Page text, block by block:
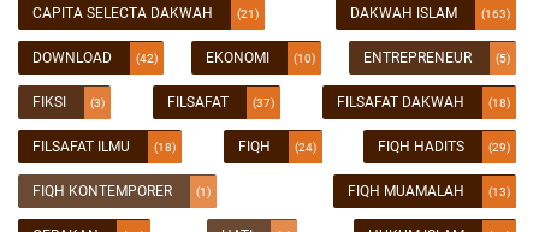
CAPITA SELECTA DAKWAH (21) DAKWAH ISLAM (163)
DOWNLOAD (42) EKONOMI (10) ENTREPRENEUR (5)
FIKSI (3) FILSAFAT (37) FILSAFAT DAKWAH (18)
FILSAFAT ILMU (18) FIQH (24) FIQH HADITS (29)
FIQH KONTEMPORER (1) FIQH MUAMALAH (13)